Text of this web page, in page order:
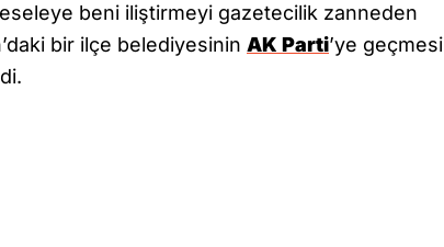
beni iliştirmeyi gazetecilik zanneden
bir ilçe belediyesinin AK Parti’ye geçmesi